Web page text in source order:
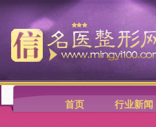
首页 行业新闻